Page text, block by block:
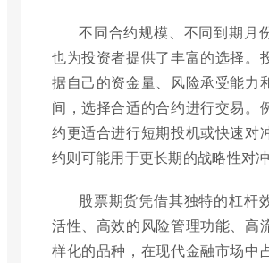
不同合约规模、不同到期月
也为投资者提供了丰富的选择。
据自己的资金量、风险承受能力
间，选择合适的合约进行交易。
约更适合进行短期投机或快速对
约则可能用于更长期的战略性对冲
股票期货凭借其独特的杠杆
活性、高效的风险管理功能、高
样化的品种，在现代金融市场中